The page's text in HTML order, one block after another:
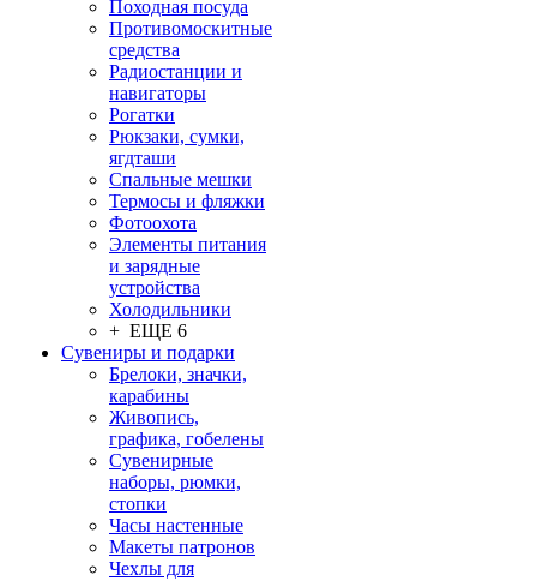
Походная посуда
Противомоскитные
средства
Радиостанции и
навигаторы
Рогатки
Рюкзаки, сумки,
ягдташи
Спальные мешки
Термосы и фляжки
Фотоохота
Элементы питания
и зарядные
устройства
Холодильники
+ ЕЩЕ 6
Сувениры и подарки
Брелоки, значки,
карабины
Живопись,
графика, гобелены
Сувенирные
наборы, рюмки,
стопки
Часы настенные
Макеты патронов
Чехлы для